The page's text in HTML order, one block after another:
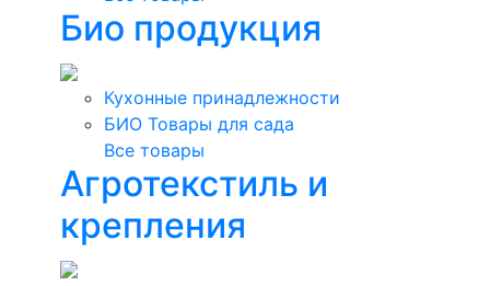
Био продукция
Кухонные принадлежности
БИО Товары для сада
Все товары
Агротекстиль и
крепления